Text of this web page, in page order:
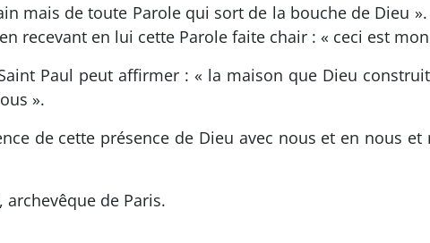
mais de toute Parole qui sort de la bouche de Dieu
recevant en lui cette Parole faite chair : « ceci est
Paul peut affirmer : « la maison que Dieu
».
de cette présence de Dieu avec nous et en nous
archevêque de Paris.